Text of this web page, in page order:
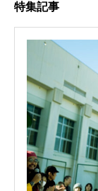
特集記事